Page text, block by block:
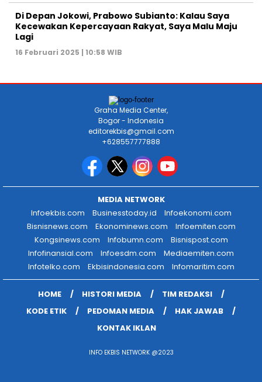
Di Depan Jokowi, Prabowo Subianto: Kalau Saya
Kecewakan Kepercayaan Rakyat, Saya Malu Maju
Lagi
16 Februari 2025 | 10:58 WIB
Graha Media Center,
Bogor - Indonesia
editorekbis@gmail.com
+628557777888
MEDIA NETWORK
Infoekbis.com
Businesstoday.id
Infoekonomi.com
Bisnisnews.com
Ekonominews.com
Infoemiten.com
Kongsinews.com
Infobumn.com
Bisnispost.com
Infofinansial.com
Infoesdm.com
Mediaemiten.com
Infotelko.com
Ekbisindonesia.com Infomaritim.com
HOME HISTORI MEDIA
TIM REDAKSI
KODE ETIK
PEDOMAN MEDIA
HAK JAWAB
KONTAK IKLAN
INFO EKBIS NETWORK @2023